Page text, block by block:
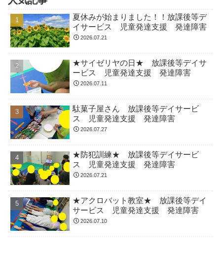
夏休みが始まりました！！放課後等デ
イサービス 児童発達支援 発達障害
2026.07.21
★サイゼリヤの日★ 放課後等デイサ
ービス 児童発達支援 発達障害
2026.07.11
駄菓子屋さん 放課後等デイサービ
ス 児童発達支援 発達障害
2026.07.27
★防犯訓練★ 放課後等デイサービ
ス 児童発達支援 発達障害
2026.07.21
★アクロバット教室★ 放課後等デイ
サービス 児童発達支援 発達障害
2026.07.10